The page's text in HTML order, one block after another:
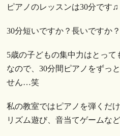
ピアノのレッスンは30分です♫
30分短いですか？長いですか？
5歳の子どもの集中力はとって
なので、30分間ピアノをずっ
せん…笑
私の教室ではピアノを弾くだ
リズム遊び、音当てゲームな